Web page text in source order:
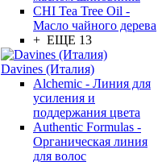
CHI Tea Tree Oil -
Масло чайного дерева
+ ЕЩЕ 13
Davines (Италия)
Alchemic - Линия для
усиления и
поддержания цвета
Authentic Formulas -
Органическая линия
для волос